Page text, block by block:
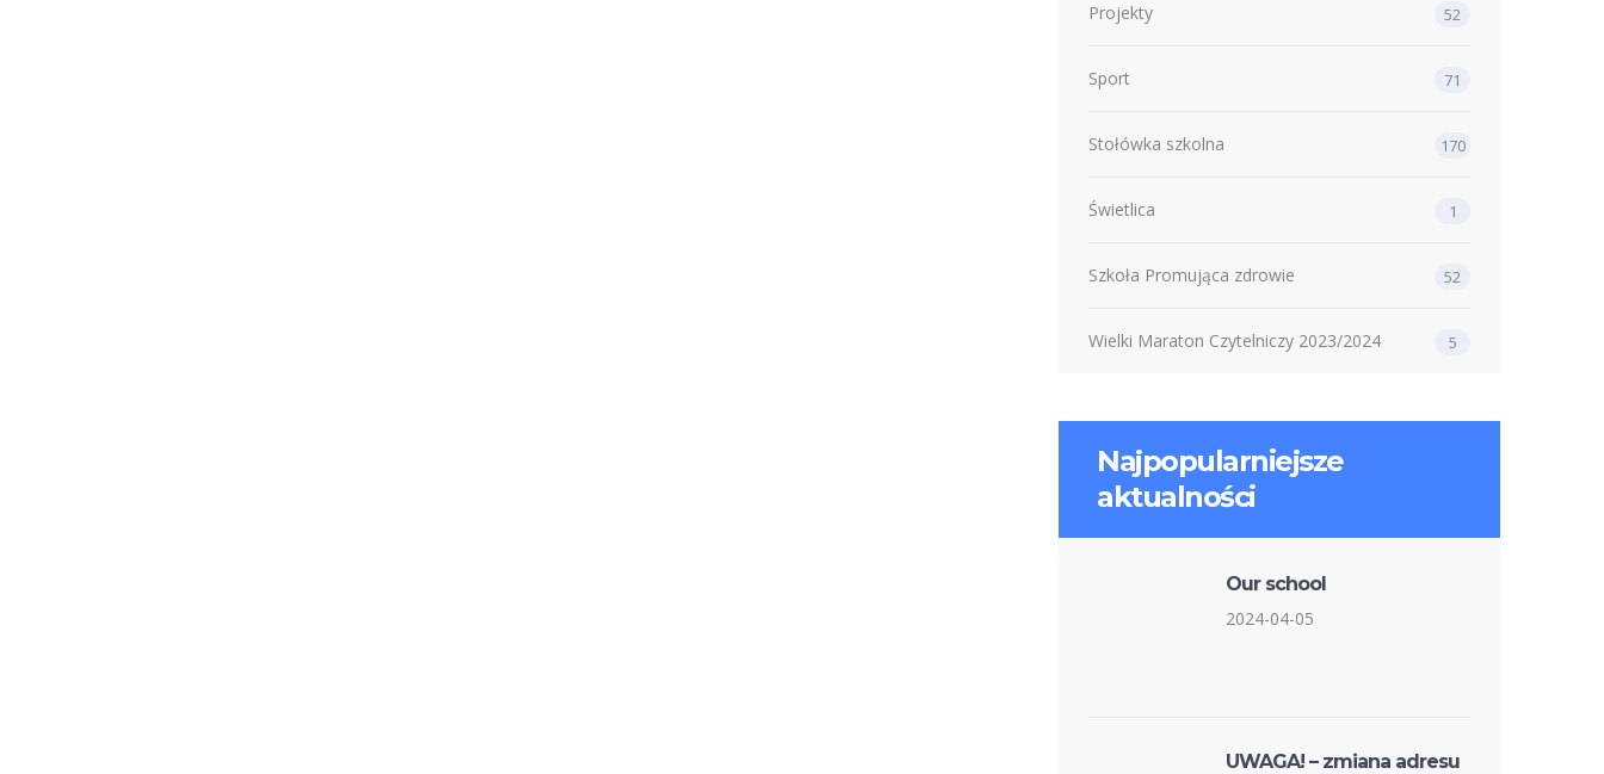
Projekty 52
Sport 71
Stołówka szkolna 170
Świetlica 1
Szkoła Promująca zdrowie 52
Wielki Maraton Czytelniczy 2023/2024 5
Najpopularniejsze
aktualności
Our school
2024-04-05
UWAGA! – zmiana adresu